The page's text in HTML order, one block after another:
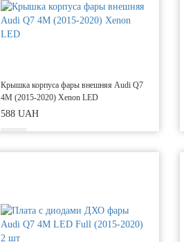
Крышка корпуса фары внешняя Audi Q7
4M (2015-2020) Xenon LED
588 UAH